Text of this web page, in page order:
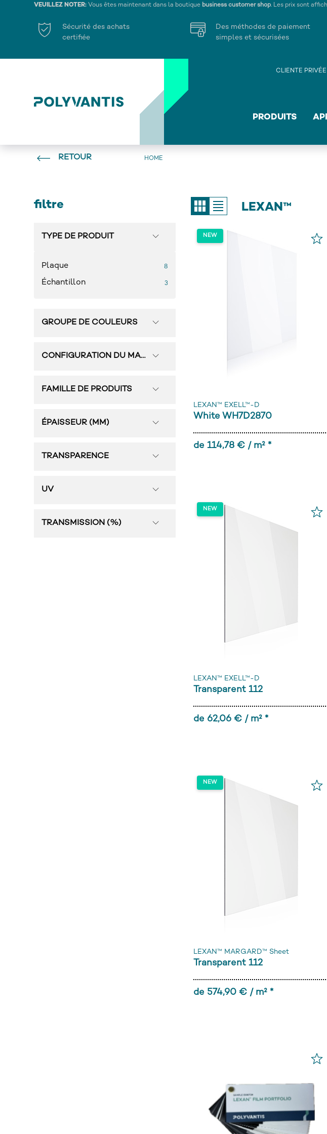
VEUILLEZ NOTER: Vous êtes maintenant dans la boutique business customer shop. Les prix sont
Sécurité des achats
certifiée
Des méthodes de paiement
simples et sécurisées
CLIENTE PRIVÉE
PRODUITS
RETOUR HOME
filtre
TYPE DE PRODUIT
Plaque 8
Échantillon 3
GROUPE DE COULEURS
CONFIGURATION DU MATÉRIAU
FAMILLE DE PRODUITS
ÉPAISSEUR (MM)
TRANSPARENCE
UV
TRANSMISSION (%)
LEXAN™
LEXAN™ EXELL™-D
White WH7D2870
de 114,78 € / m² *
LEXAN™ EXELL™-D
Transparent 112
de 62,06 € / m² *
LEXAN™ MARGARD™ Sheet
Transparent 112
de 574,90 € / m² *